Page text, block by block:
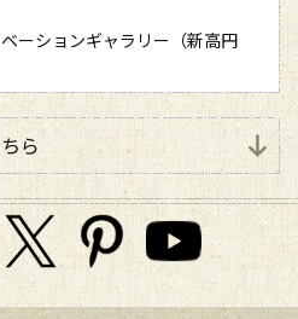
ーションギャラリー（新高円
ら